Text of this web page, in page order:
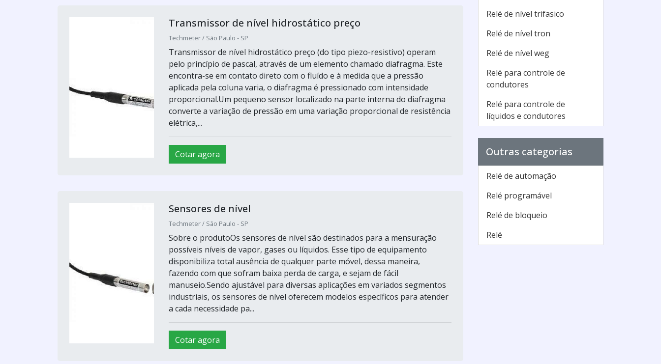
Transmissor de nível hidrostático preço
Techmeter / São Paulo - SP
Transmissor de nível hidrostático preço (do tipo piezo-resistivo) operam
pelo princípio de pascal, através de um elemento chamado diafragma. Este
encontra-se em contato direto com o fluído e à medida que a pressão
aplicada pela coluna varia, o diafragma é pressionado com intensidade
proporcional.Um pequeno sensor localizado na parte interna do diafragma
converte a variação de pressão em uma variação proporcional de resistência
elétrica,...
Cotar agora
Sensores de nível
Techmeter / São Paulo - SP
Sobre o produtoOs sensores de nível são destinados para a mensuração
possíveis níveis de vapor, gases ou líquidos. Esse tipo de equipamento
disponibiliza total ausência de qualquer parte móvel, dessa maneira,
fazendo com que sofram baixa perda de carga, e sejam de fácil
manuseio.Sendo ajustável para diversas aplicações em variados segmentos
industriais, os sensores de nível oferecem modelos específicos para atender
a cada necessidade pa...
Cotar agora
Relé de nível trifasico
Relé de nível tron
Relé de nível weg
Relé para controle de
condutores
Relé para controle de
líquidos e condutores
Outras categorias
Relé de automação
Relé programável
Relé de bloqueio
Relé